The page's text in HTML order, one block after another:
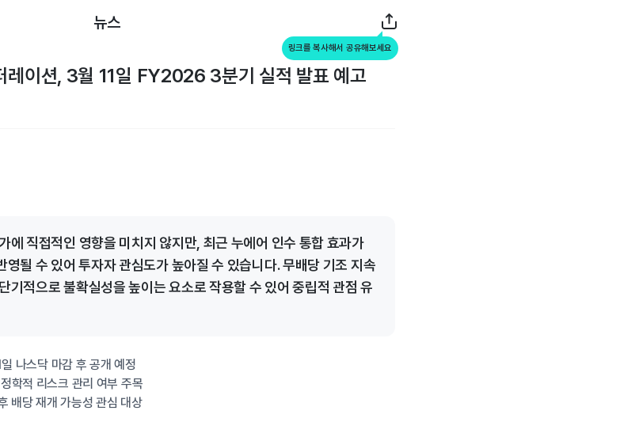
뉴스
링크를 복사해서 공유해보세요
레이션, 3월 11일 FY2026 3분기 실적 발표 예고
에 직접적인 영향을 미치지 않지만, 최근 누에어 인수 통합 효과가
될 수 있어 투자자 관심도가 높아질 수 있습니다. 무배당 기조 지속
기적으로 불확실성을 높이는 요소로 작용할 수 있어 중립적 관점 유
나스닥 마감 후 공개 예정
학적 리스크 관리 여부 주목
배당 재개 가능성 관심 대상